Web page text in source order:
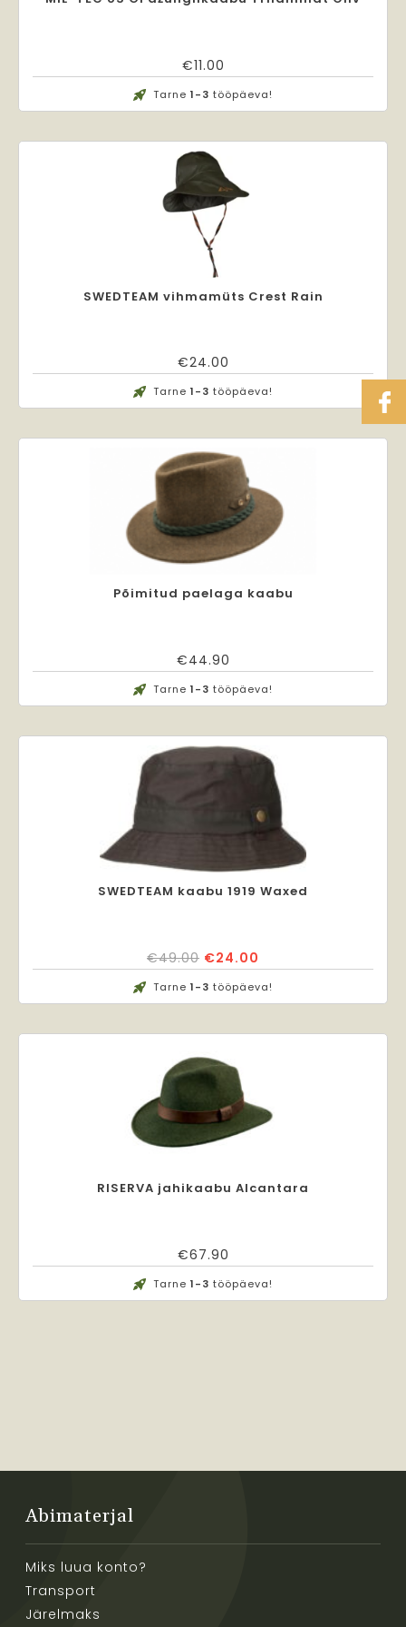
€11.00
Tarne 1-3 tööpäeva!
SWEDTEAM vihmamüts Crest Rain
€24.00
Tarne 1-3 tööpäeva!
Põimitud paelaga kaabu
€44.90
Tarne 1-3 tööpäeva!
SWEDTEAM kaabu 1919 Waxed
€49.00 Algne
oli:
€24.00
on:
Tarne 1-3 tööpäeva!
RISERVA jahikaabu Alcantara
€67.90
Tarne 1-3 tööpäeva!
Abimaterjal
Miks luua konto?
Transport
Järelmaks